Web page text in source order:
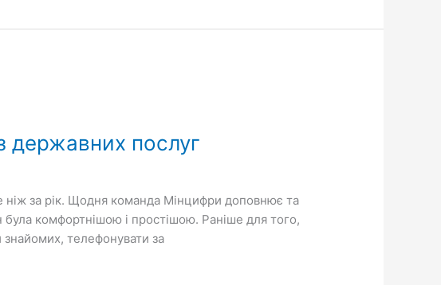
державних послуг
ніж за рік. Щодня команда Мінцифри доповнює та
комфортнішою і простішою. Раніше для того,
знайомих, телефонувати за